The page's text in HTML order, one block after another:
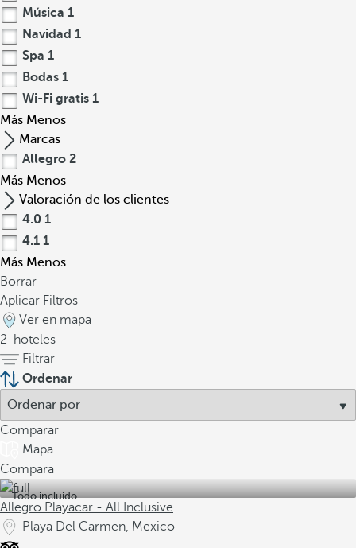
Música 1
Navidad 1
Spa 1
Bodas 1
Wi-Fi gratis 1
Más Menos
Marcas
Allegro 2
Más Menos
Valoración de los clientes
4.0 1
4.1 1
Más Menos
Borrar
Aplicar Filtros
Ver en mapa
2
hoteles
Filtrar
Ordenar
Comparar
Mapa
Compara
Todo incluido
Allegro Playacar - All Inclusive
Playa Del Carmen, Mexico